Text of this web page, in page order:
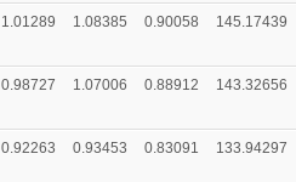
1.01289 1.08385 0.90058 145.17439
0.98727 1.07006 0.88912 143.32656
0.92263 0.93453 0.83091 133.94297